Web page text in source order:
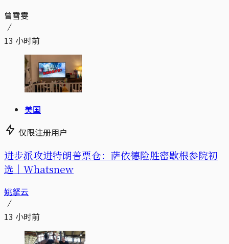
曾雪雯
13 小时前
美国
仅限注册用户
进步派攻进特朗普票仓：萨依德险胜密歇根参院初
选｜Whatsnew
姚拏云
13 小时前